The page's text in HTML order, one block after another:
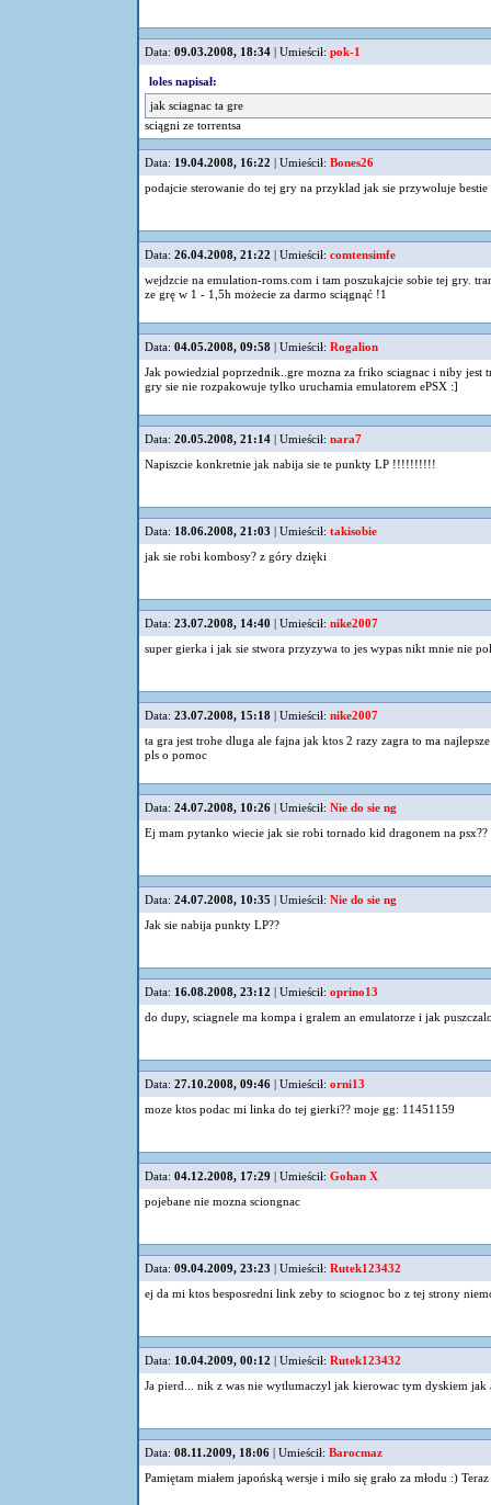
Data: 09.03.2008, 18:34 | Umieścił: pok-1
loles napisał:
jak sciagnac ta gre
sciągni ze torrentsa
Data: 19.04.2008, 16:22 | Umieścił: Bones26
podajcie sterowanie do tej gry na przyklad jak sie przywoluje bestie
Data: 26.04.2008, 21:22 | Umieścił: comtensimfe
wejdzcie na emulation-roms.com i tam poszukajcie sobie tej gry.
ze grę w 1 - 1,5h możecie za darmo sciągnąć !1
Data: 04.05.2008, 09:58 | Umieścił: Rogalion
Jak powiedzial poprzednik..gre mozna za friko sciagnac i niby jest
gry sie nie rozpakowuje tylko uruchamia emulatorem ePSX :]
Data: 20.05.2008, 21:14 | Umieścił: nara7
Napiszcie konkretnie jak nabija sie te punkty LP !!!!!!!!!!
Data: 18.06.2008, 21:03 | Umieścił: takisobie
jak sie robi kombosy? z góry dzięki
Data: 23.07.2008, 14:40 | Umieścił: nike2007
super gierka i jak sie stwora przyzywa to jes wypas nikt mnie nie
Data: 23.07.2008, 15:18 | Umieścił: nike2007
ta gra jest trohe dluga ale fajna jak ktos 2 razy zagra to ma
pls o pomoc
Data: 24.07.2008, 10:26 | Umieścił: Nie do sie ng
Ej mam pytanko wiecie jak sie robi tornado kid dragonem na psx??
Data: 24.07.2008, 10:35 | Umieścił: Nie do sie ng
Jak sie nabija punkty LP??
Data: 16.08.2008, 23:12 | Umieścił: oprino13
do dupy, sciagnele ma kompa i gralem an emulatorze i jak
Data: 27.10.2008, 09:46 | Umieścił: orni13
moze ktos podac mi linka do tej gierki?? moje gg: 11451159
Data: 04.12.2008, 17:29 | Umieścił: Gohan X
pojebane nie mozna sciongnac
Data: 09.04.2009, 23:23 | Umieścił: Rutek123432
ej da mi ktos besposredni link zeby to sciognoc bo z tej strony
Data: 10.04.2009, 00:12 | Umieścił: Rutek123432
Ja pierd... nik z was nie wytlumaczyl jak kierowac tym dyskiem
Data: 08.11.2009, 18:06 | Umieścił: Barocmaz
Pamiętam miałem japońską wersje i miło się grało za młodu :)